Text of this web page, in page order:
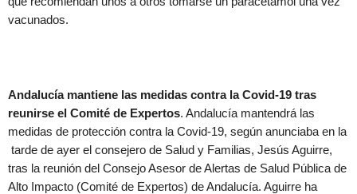
vacunados.
Andalucía mantiene las medidas contra la Covid-19 tras
reunirse el Comité de Expertos. Andalucía mantendrá las
medidas de protección contra la Covid-19, según anunciaba en la
tarde de ayer el consejero de Salud y Familias, Jesús Aguirre,
tras la reunión del Consejo Asesor de Alertas de Salud Pública de
Alto Impacto (Comité de Expertos) de Andalucía. Aguirre ha